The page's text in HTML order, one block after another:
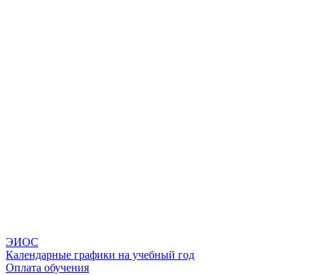
ЭИОС
Календарные графики на учебный год
Оплата обучения